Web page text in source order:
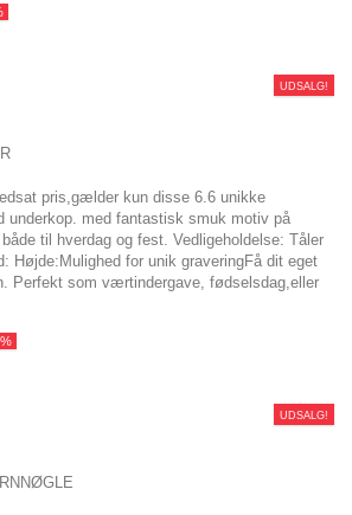
UDSALG!
pris,gælder kun disse 6.6 unikke
underkop. med fantastisk smuk motiv på
til hverdag og fest. Vedligeholdelse: Tåler
Højde:Mulighed for unik graveringFå dit eget
Perfekt som værtindergave, fødselsdag,eller
UDSALG!